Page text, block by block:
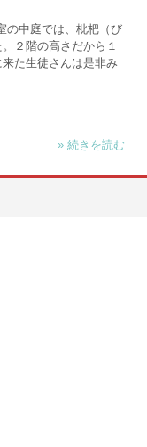
の中庭では、枇杷（び
２階の高さだから１
た生徒さんは是非み
» 続きを読む